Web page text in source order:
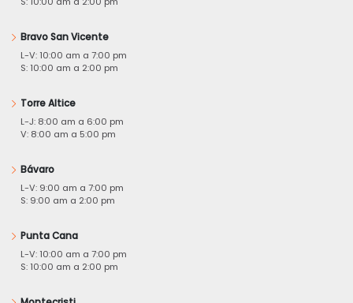
Bravo San Vicente
L-V: 10:00 am a 7:00 pm
S: 10:00 am a 2:00 pm
Torre Altice
L-J: 8:00 am a 6:00 pm
V: 8:00 am a 5:00 pm
Bávaro
L-V: 9:00 am a 7:00 pm
S: 9:00 am a 2:00 pm
Punta Cana
L-V: 10:00 am a 7:00 pm
S: 10:00 am a 2:00 pm